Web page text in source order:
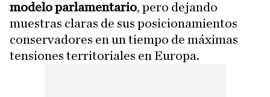
modelo parlamentario, pero dejando
muestras claras de sus posicionamientos
conservadores en un tiempo de máximas
tensiones territoriales en Europa.